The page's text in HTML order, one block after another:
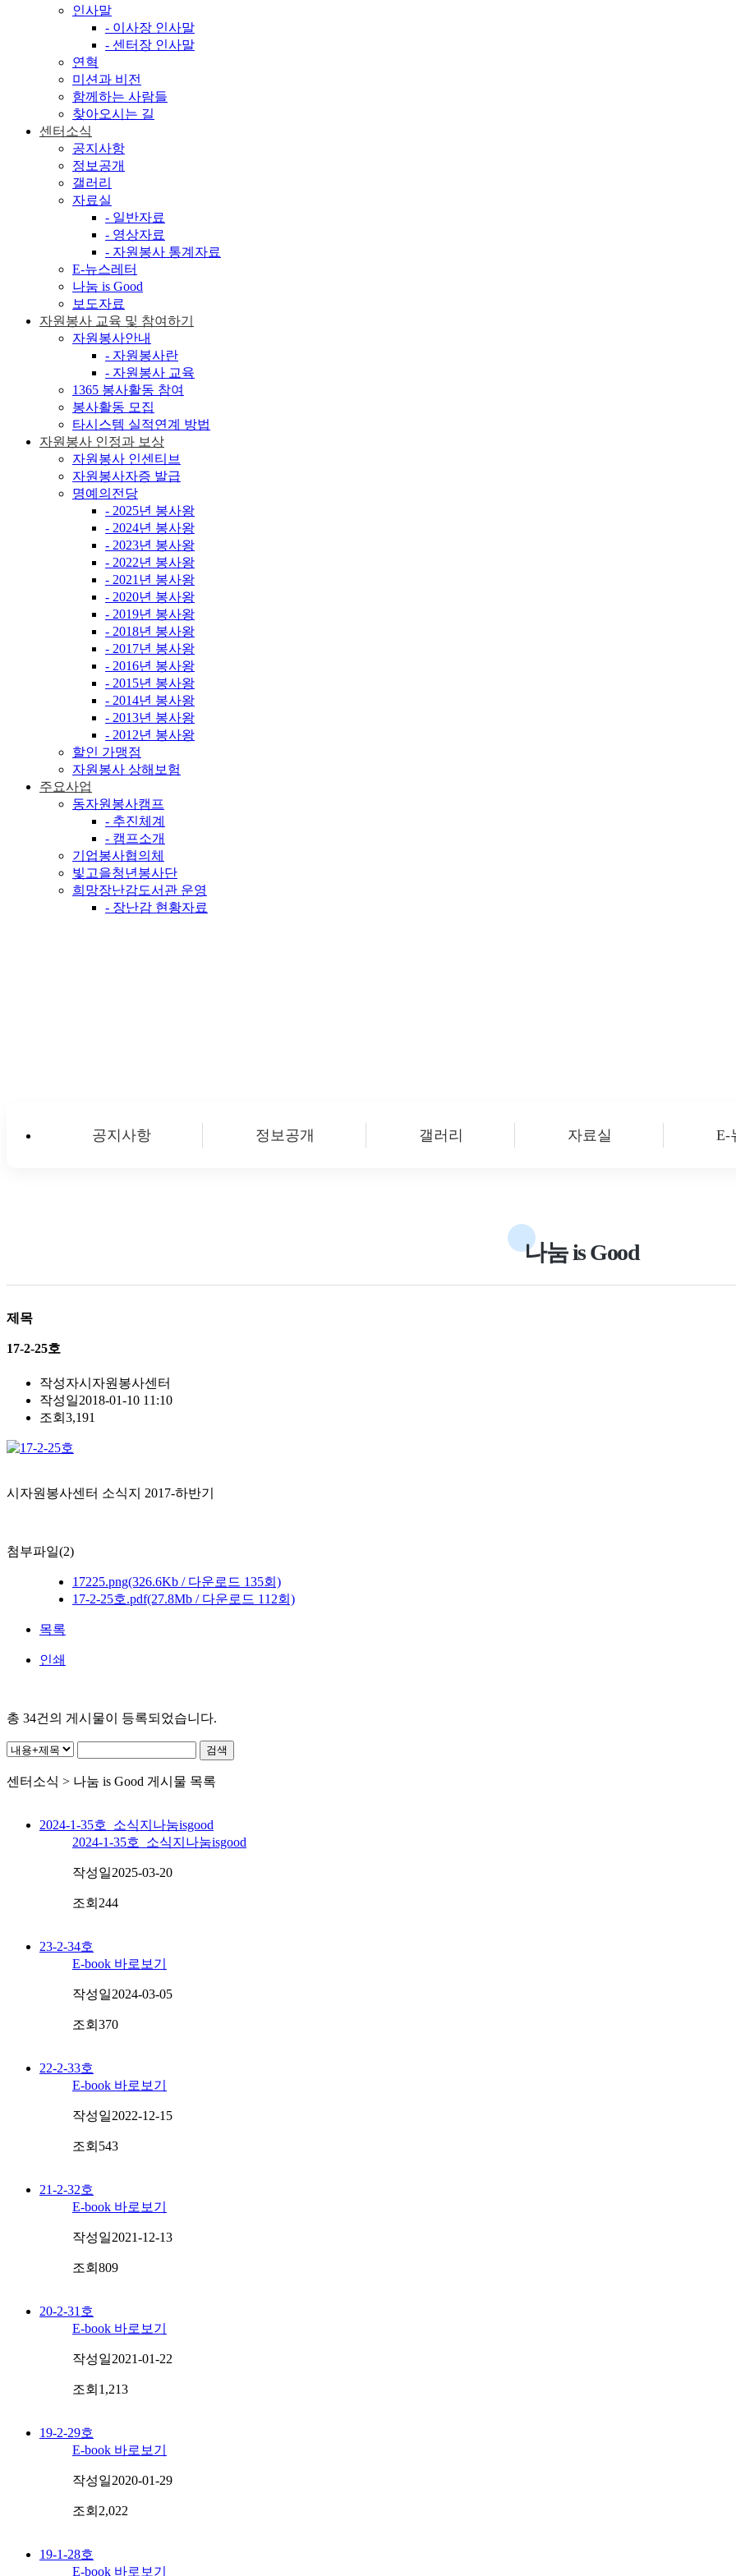
인사말
- 이사장 인사말
- 센터장 인사말
연혁
미션과 비전
함께하는 사람들
찾아오시는 길
센터소식
공지사항
정보공개
갤러리
자료실
- 일반자료
- 영상자료
- 자원봉사 통계자료
E-뉴스레터
나눔 is Good
보도자료
자원봉사 교육 및 참여하기
자원봉사안내
- 자원봉사란
- 자원봉사 교육
1365 봉사활동 참여
봉사활동 모집
타시스템 실적연계 방법
자원봉사 인정과 보상
자원봉사 인센티브
자원봉사자증 발급
명예의전당
- 2025년 봉사왕
- 2024년 봉사왕
- 2023년 봉사왕
- 2022년 봉사왕
- 2021년 봉사왕
- 2020년 봉사왕
- 2019년 봉사왕
- 2018년 봉사왕
- 2017년 봉사왕
- 2016년 봉사왕
- 2015년 봉사왕
- 2014년 봉사왕
- 2013년 봉사왕
- 2012년 봉사왕
할인 가맹점
자원봉사 상해보험
주요사업
동자원봉사캠프
- 추진체계
- 캠프소개
기업봉사협의체
빛고을청년봉사단
희망장난감도서관 운영
- 장난감 현황자료
공지사항 정보공개 갤러리 자료실 E-
나눔 is Good
제목
17-2-25호
작성자시자원봉사센터
작성일2018-01-10 11:10
조회 3,191
시자원봉사센터 소식지 2017-하반기
첨부파일(2)
17225.png(326.6Kb / 다운로드 135회)
17-2-25호.pdf(27.8Mb / 다운로드 112회)
목록
인쇄
총 34건의 게시물이 등록되었습니다.
센터소식 > 나눔 is Good 게시물 목록
2024-1-35호_소식지나눔isgood
2024-1-35호_소식지나눔isgood
작성일2025-03-20
조회 244
23-2-34호
E-book 바로보기
작성일2024-03-05
조회 370
22-2-33호
E-book 바로보기
작성일2022-12-15
조회 543
21-2-32호
E-book 바로보기
작성일2021-12-13
조회 809
20-2-31호
E-book 바로보기
작성일2021-01-22
조회 1,213
19-2-29호
E-book 바로보기
작성일2020-01-29
조회 2,022
19-1-28호
E-book 바로보기